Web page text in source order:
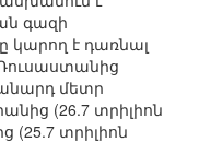
գազի
կարող է դառնալ
մետր
(26.7 տրիլիոն
տրիլիոն